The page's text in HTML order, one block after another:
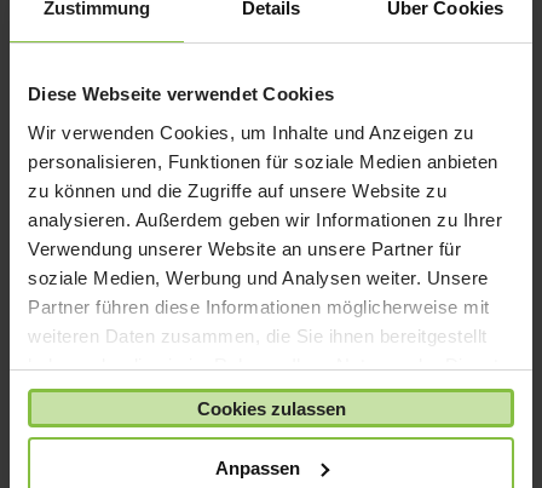
Zustimmung Details Über Cookies
Diese Webseite verwendet Cookies
Wir verwenden Cookies, um Inhalte und Anzeigen zu
personalisieren, Funktionen für soziale Medien anbieten
zu können und die Zugriffe auf unsere Website zu
analysieren. Außerdem geben wir Informationen zu Ihrer
Verwendung unserer Website an unsere Partner für
soziale Medien, Werbung und Analysen weiter. Unsere
Partner führen diese Informationen möglicherweise mit
weiteren Daten zusammen, die Sie ihnen bereitgestellt
haben oder die sie im Rahmen Ihrer Nutzung der Dienste
gesammelt haben.
Cookies zulassen
Anpassen
iPhone SE
iPhone X
iPod nano
iPod shuffle
iPod touch
Kabel & Adapter
Kopfhörer
Lightning
Mac mini